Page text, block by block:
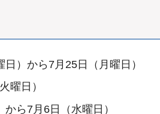
）から7月25日（月曜日）
曜日）
ら7月6日（水曜日）